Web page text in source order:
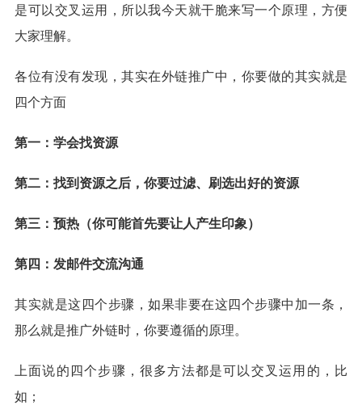
是可以交叉运用，所以我今天就干脆来写一个原理，方便
大家理解。
各位有没有发现，其实在外链推广中，你要做的其实就是
四个方面
第一：学会找资源
第二：找到资源之后，你要过滤、刷选出好的资源
第三：预热（你可能首先要让人产生印象）
第四：发邮件交流沟通
其实就是这四个步骤，如果非要在这四个步骤中加一条，
那么就是推广外链时，你要遵循的原理。
上面说的四个步骤，很多方法都是可以交叉运用的，比
如；